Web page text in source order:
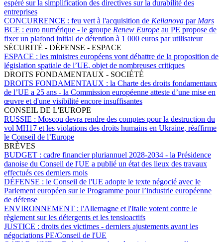
espéré sur la simplification des directives sur la durabilité des
entreprises
CONCURRENCE : feu vert à l'acquisition de Kellanova par Mars
BCE : euro numérique - le groupe Renew Europe au PE propose de
fixer un plafond initial de détention à 1 000 euros par utilisateur
SÉCURITÉ - DÉFENSE - ESPACE
ESPACE : les ministres européens vont débattre de la proposition de
législation spatiale de l’UE, objet de nombreuses critiques
DROITS FONDAMENTAUX - SOCIÉTÉ
DROITS FONDAMENTAUX : la Charte des droits fondamentaux
de l’UE a 25 ans - la Commission européenne atteste d’une mise en
œuvre et d'une visibilité encore insuffisantes
CONSEIL DE L'EUROPE
RUSSIE : Moscou devra rendre des comptes pour la destruction du
vol MH17 et les violations des droits humains en Ukraine, réaffirme
le Conseil de l’Europe
BRÈVES
BUDGET : cadre financier pluriannuel 2028-2034 - la Présidence
danoise du Conseil de l'UE a publié un état des lieux des travaux
effectués ces derniers mois
DÉFENSE : le Conseil de l'UE adopte le texte négocié avec le
Parlement européen sur le Programme pour l’industrie européenne
de défense
ENVIRONNEMENT : l'Allemagne et l'Italie votent contre le
règlement sur les détergents et les tensioactifs
JUSTICE : droits des victimes - derniers ajustements avant les
négociations PE/Conseil de l'UE